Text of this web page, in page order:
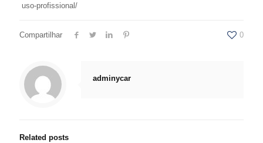
uso-profissional/
Compartilhar 0
adminycar
Related posts